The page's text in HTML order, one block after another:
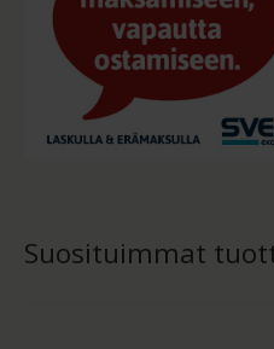
Suosituimmat